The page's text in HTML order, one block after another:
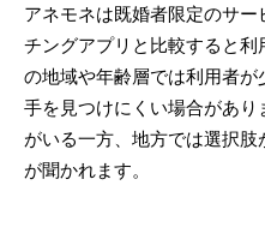
アネモネは既婚者限定のサ
チングアプリと比較すると
の地域や年齢層では利用者
手を見つけにくい場合があ
がいる一方、地方では選択
が聞かれます。